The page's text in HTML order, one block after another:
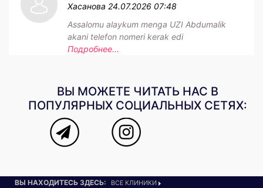
Хасанова 24.07.2026 07:48
Assalomu alaykum menga UZI Abdumalik
akani telefon nomeri kerak edi
Подробнее...
ВЫ МОЖЕТЕ ЧИТАТЬ НАС В
ПОПУЛЯРНЫХ СОЦИАЛЬНЫХ СЕТЯХ:
ВЫ НАХОДИТЕСЬ ЗДЕСЬ:
ВСЕ КЛИНИКИ